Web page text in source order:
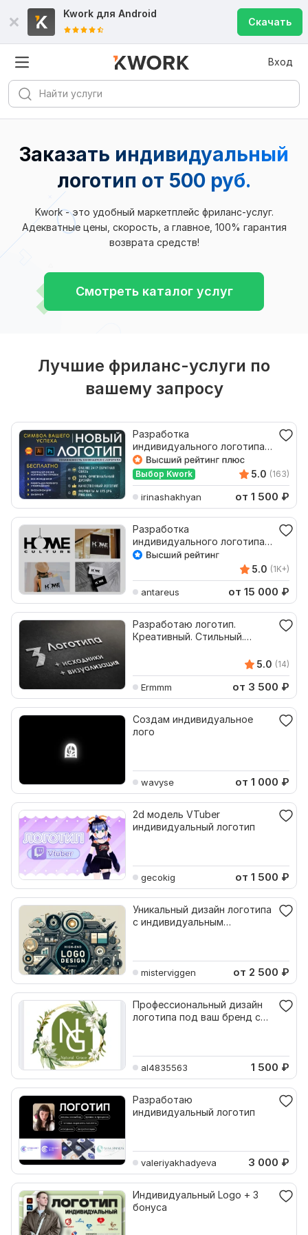
Kwork для Android
Скачать
Вход
Заказать индивидуальный
логотип от 500 руб.
Kwork - это удобный маркетплейс фриланс-услуг.
Адекватные цены, скорость, а главное, 100% гарантия
возврата средств!
Смотреть каталог услуг
Лучшие фриланс-услуги по
вашему запросу
Разработка
индивидуального логотипа с
нуля
Выбор Kwork 5.0 (163)
irinashakhyan от 1 500 ₽
Разработка
индивидуального логотипа
для вашего бренда.
5.0 (1K+)
antareus от 15 000 ₽
Разработаю логотип.
Креативный. Стильный.
5.0 (14)
Ermmm от 3 500 ₽
Создам индивидуальное
лого
wavyse от 1 000 ₽
2d модель VTuber
индивидуальный логотип
gecokig от 1 500 ₽
Уникальный дизайн логотипа
с индивидуальным
misterviggen от 2 500 ₽
Профессиональный дизайн
логотипа под ваш бренд с
al4835563 1 500 ₽
Разработаю
индивидуальный логотип
valeriyakhadyeva 3 000 ₽
Индивидуальный Logo + 3
бонуса